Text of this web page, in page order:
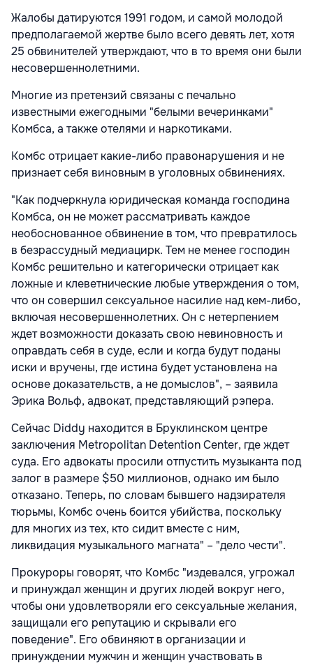
Жалобы датируются 1991 годом, и самой молодой
предполагаемой жертве было всего девять лет, хотя
25 обвинителей утверждают, что в то время они были
несовершеннолетними.
Многие из претензий связаны с печально
известными ежегодными "белыми вечеринками"
Комбса, а также отелями и наркотиками.
Комбс отрицает какие-либо правонарушения и не
признает себя виновным в уголовных обвинениях.
"Как подчеркнула юридическая команда господина
Комбса, он не может рассматривать каждое
необоснованное обвинение в том, что превратилось
в безрассудный медиацирк. Тем не менее господин
Комбс решительно и категорически отрицает как
ложные и клеветнические любые утверждения о том,
что он совершил сексуальное насилие над кем-либо,
включая несовершеннолетних. Он с нетерпением
ждет возможности доказать свою невиновность и
оправдать себя в суде, если и когда будут поданы
иски и вручены, где истина будет установлена на
основе доказательств, а не домыслов", – заявила
Эрика Вольф, адвокат, представляющий рэпера.
Сейчас Diddy находится в Бруклинском центре
заключения Metropolitan Detention Center, где ждет
суда. Его адвокаты просили отпустить музыканта под
залог в размере $50 миллионов, однако им было
отказано. Теперь, по словам бывшего надзирателя
тюрьмы, Комбс очень боится убийства, поскольку
для многих из тех, кто сидит вместе с ним,
ликвидация музыкального магната" – "дело чести".
Прокуроры говорят, что Комбс "издевался, угрожал
и принуждал женщин и других людей вокруг него,
чтобы они удовлетворяли его сексуальные желания,
защищали его репутацию и скрывали его
поведение". Его обвиняют в организации и
принуждении мужчин и женщин участвовать в